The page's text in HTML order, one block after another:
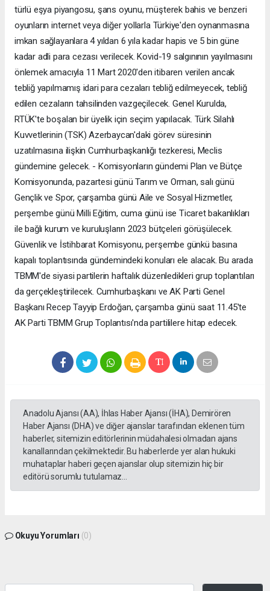
türlü eşya piyangosu, şans oyunu, müşterek bahis ve benzeri
oyunların internet veya diğer yollarla Türkiye'den oynanmasına
imkan sağlayanlara 4 yıldan 6 yıla kadar hapis ve 5 bin güne
kadar adli para cezası verilecek. Kovid-19 salgınının yayılmasını
önlemek amacıyla 11 Mart 2020'den itibaren verilen ancak
tebliğ yapılmamış idari para cezaları tebliğ edilmeyecek, tebliğ
edilen cezaların tahsilinden vazgeçilecek. Genel Kurulda,
RTÜK'te boşalan bir üyelik için seçim yapılacak. Türk Silahlı
Kuvvetlerinin (TSK) Azerbaycan'daki görev süresinin
uzatılmasına ilişkin Cumhurbaşkanlığı tezkeresi, Meclis
gündemine gelecek. - Komisyonların gündemi Plan ve Bütçe
Komisyonunda, pazartesi günü Tarım ve Orman, salı günü
Gençlik ve Spor, çarşamba günü Aile ve Sosyal Hizmetler,
perşembe günü Milli Eğitim, cuma günü ise Ticaret bakanlıkları
ile bağlı kurum ve kuruluşların 2023 bütçeleri görüşülecek.
Güvenlik ve İstihbarat Komisyonu, perşembe günkü basına
kapalı toplantısında gündemindeki konuları ele alacak. Bu arada
TBMM'de siyasi partilerin haftalık düzenledikleri grup toplantıları
da gerçekleştirilecek. Cumhurbaşkanı ve AK Parti Genel
Başkanı Recep Tayyip Erdoğan, çarşamba günü saat 11.45'te
AK Parti TBMM Grup Toplantısı'nda partililere hitap edecek.
Anadolu Ajansı (AA), İhlas Haber Ajansı (İHA), Demirören
Haber Ajansı (DHA) ve diğer ajanslar tarafından eklenen tüm
haberler, sitemizin editörlerinin müdahalesi olmadan ajans
kanallarından çekilmektedir. Bu haberlerde yer alan hukuki
muhataplar haberi geçen ajanslar olup sitemizin hiç bir
editörü sorumlu tutulamaz...
Okuyu Yorumları (0)